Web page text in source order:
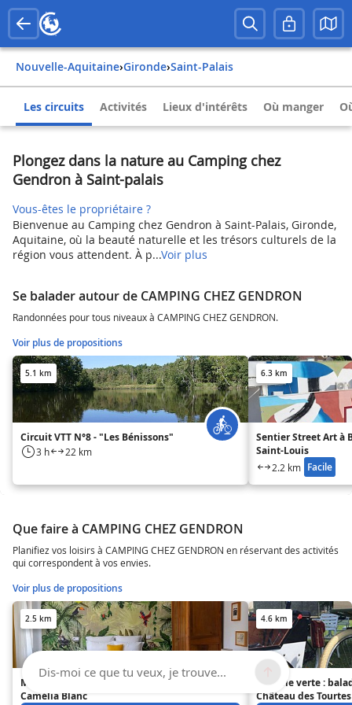
Nouvelle-Aquitaine› Gironde› Saint-Palais
Les circuits Activités Lieux d'intérêts Où manger
Plongez dans la nature au Camping chez
Gendron à Saint-palais
Vous-êtes le propriétaire ?
Bienvenue au Camping chez Gendron à Saint-Palais, Gironde,
Aquitaine, où la beauté naturelle et les trésors culturels de la
région vous attendent. À p...Voir plus
Se balader autour de CAMPING CHEZ GENDRON
Randonnées pour tous niveaux à CAMPING CHEZ GENDRON.
Voir plus de propositions
5.1 km
Circuit VTT N°8 - "Les Bénissons"
3 h 22 km
6.3 km
Sentier Street Art à
Saint-Louis
2.2 km Facile
Que faire à CAMPING CHEZ GENDRON
Planifiez vos loisirs à CAMPING CHEZ GENDRON en réservant des activités
qui correspondent à vos envies.
Voir plus de propositions
2.5 km
Maison et table d'hôtes Le
Camélia Blanc
4.6 km
La bulle verte :
Château des Tourtes
Dis-moi ce que tu veux, je trouve...